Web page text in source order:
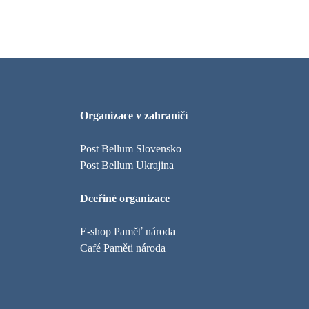
Organizace v zahraničí
Post Bellum Slovensko
Post Bellum Ukrajina
Dceřiné organizace
E-shop Paměť národa
Café Paměti národa